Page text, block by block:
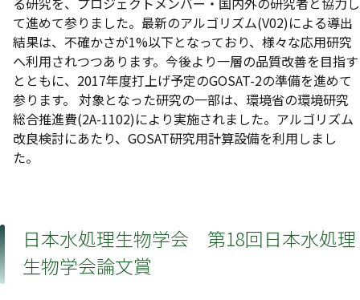
て進めて参りました。最新のアルゴリズム(V02)による導出
結果は、不確かさが1%以下となっており、様々な応用研究
へ利用されつつあります。今後より一層の品質改善を目指す
とともに、2017年度打上げ予定のGOSAT-2の準備を進めて
参ります。 対象となった研究の一部は、環境省の環境研究
総合推進費(2A-1102)により実施されました。アルゴリズム
改良検討にあたり、GOSAT研究用計算設備を利用しまし
た。
日本水処理生物学会 第18回日本水処理
生物学会論文賞